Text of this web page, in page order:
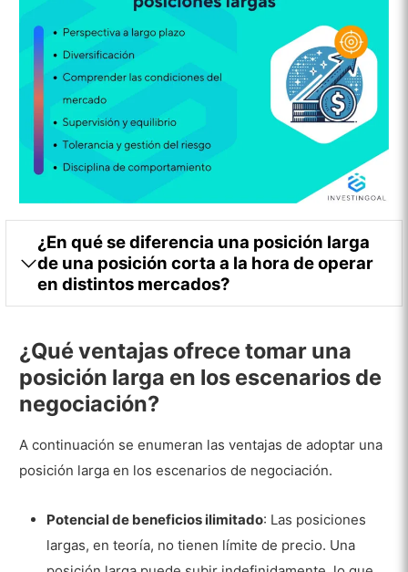
¿En qué se diferencia una posición larga
de una posición corta a la hora de operar
en distintos mercados?
¿Qué ventajas ofrece tomar una
posición larga en los escenarios de
negociación?
A continuación se enumeran las ventajas de adoptar una
posición larga en los escenarios de negociación.
Potencial de beneficios ilimitado: Las posiciones
largas, en teoría, no tienen límite de precio. Una